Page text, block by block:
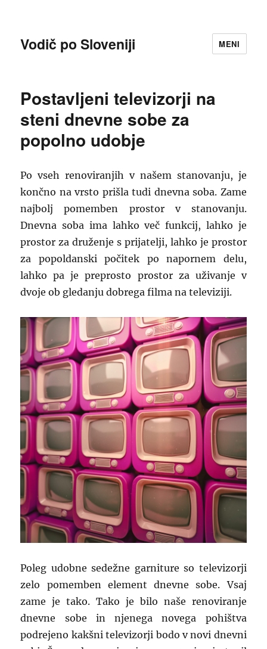
Vodič po Sloveniji MENI
Postavljeni televizorji na
steni dnevne sobe za
popolno udobje
Po vseh renoviranjih v našem stanovanju, je
končno na vrsto prišla tudi dnevna soba. Zame
najbolj pomemben prostor v stanovanju.
Dnevna soba ima lahko več funkcij, lahko je
prostor za druženje s prijatelji, lahko je prostor
za popoldanski počitek po napornem delu,
lahko pa je preprosto prostor za uživanje v
dvoje ob gledanju dobrega filma na televiziji.
Poleg udobne sedežne garniture so televizorji
zelo pomemben element dnevne sobe. Vsaj
zame je tako. Tako je bilo naše renoviranje
dnevne sobe in njenega novega pohištva
podrejeno kakšni televizorji bodo v novi dnevni